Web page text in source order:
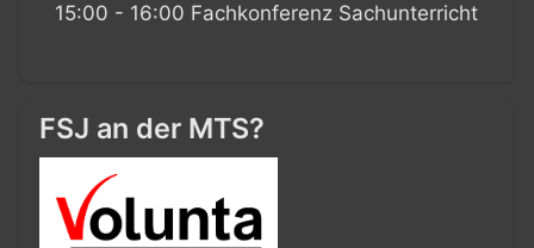
15:00 - 16:00 Fachkonferenz Sachunterricht
FSJ an der MTS?